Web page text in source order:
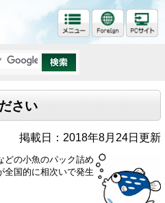
さい
掲載日：2018年8月24日更新
の小魚のパック詰め
全国的に相次いで発生